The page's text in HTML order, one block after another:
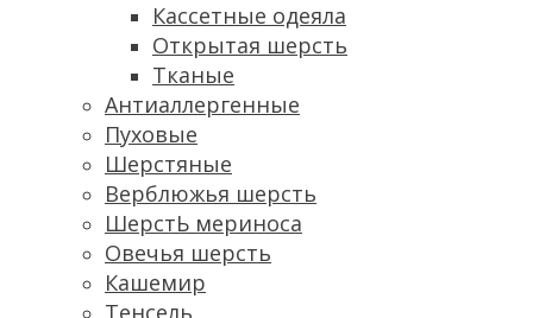
Кассетные одеяла
Открытая шерсть
Тканые
Антиаллергенные
Пуховые
Шерстяные
Верблюжья шерсть
ШерстЬ мериноса
Овечья шерсть
Кашемир
Тенсель